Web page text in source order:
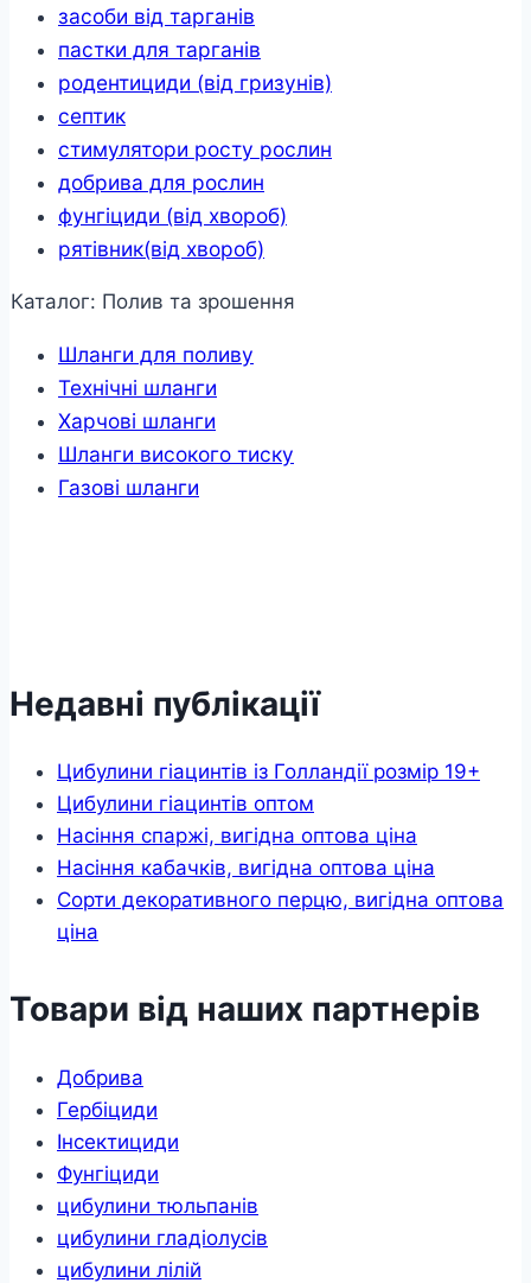
засоби від тарганів
пастки для тарганів
родентициди (від гризунів)
септик
стимулятори росту рослин
добрива для рослин
фунгіциди (від хвороб)
рятівник(від хвороб)
Каталог: Полив та зрошення
Шланги для поливу
Технічні шланги
Харчові шланги
Шланги високого тиску
Газові шланги
Недавні публікації
Цибулини гіацинтів із Голландії розмір 19+
Цибулини гіацинтів оптом
Насіння спаржі, вигідна оптова ціна
Насіння кабачків, вигідна оптова ціна
Сорти декоративного перцю, вигідна оптова
ціна
Товари від наших партнерів
Добрива
Гербіциди
Інсектициди
Фунгіциди
цибулини тюльпанів
цибулини гладіолусів
цибулини лілій